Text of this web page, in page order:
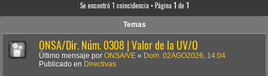
Se encontró 1 coincidencia • Página 1 de 1
Temas
ONSA/Dir. Núm. 0308 | Valor de la UV/O
Último mensaje por ONSA/VE « Dom. 02AGO2026, 14:04
Publicado en Directivas